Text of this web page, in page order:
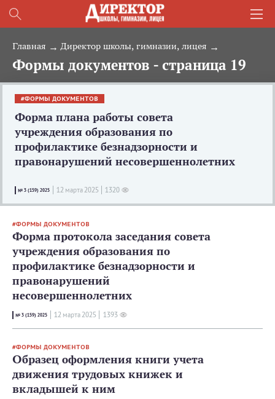
Главная Директор школы, гимназии, лицея
Формы документов - страница 19
ФОРМЫ ДОКУМЕНТОВ
Форма плана работы совета
учреждения образования по
профилактике безнадзорности и
правонарушений несовершеннолетних
№ 3 (159) 2025 12 мартa 2025 1320
ФОРМЫ ДОКУМЕНТОВ
Форма протокола заседания совета
учреждения образования по
профилактике безнадзорности и
правонарушений
несовершеннолетних
№ 3 (159) 2025 12 мартa 2025 1393
ФОРМЫ ДОКУМЕНТОВ
Образец оформления книги учета
движения трудовых книжек и
вкладышей к ним